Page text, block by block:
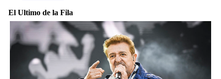
El Ultimo de la Fila